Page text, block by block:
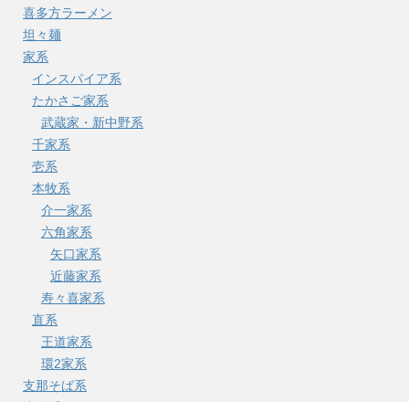
喜多方ラーメン
坦々麺
家系
インスパイア系
たかさご家系
武蔵家・新中野系
千家系
壱系
本牧系
介一家系
六角家系
矢口家系
近藤家系
寿々喜家系
直系
王道家系
環2家系
支那そば系